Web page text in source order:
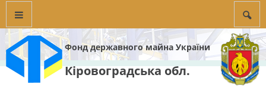
Фонд державного майна України
Кіровоградська обл.